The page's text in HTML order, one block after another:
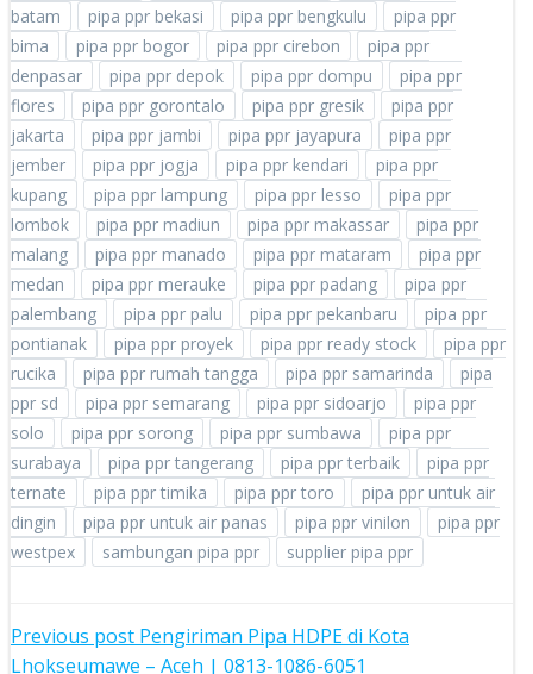
batam
pipa ppr bekasi pipa ppr bengkulu
pipa ppr
bima
pipa ppr bogor pipa ppr cirebon
pipa ppr
denpasar
pipa ppr depok pipa ppr dompu
pipa ppr
flores
pipa ppr gorontalo pipa ppr gresik
pipa ppr
jakarta
pipa ppr jambi pipa ppr jayapura
pipa ppr
jember
pipa ppr jogja pipa ppr kendari
pipa ppr
kupang
pipa ppr lampung pipa ppr lesso
pipa ppr
lombok
pipa ppr madiun pipa ppr makassar
pipa ppr
malang
pipa ppr manado pipa ppr mataram
pipa ppr
medan
pipa ppr merauke pipa ppr padang
pipa ppr
palembang
pipa ppr palu pipa ppr pekanbaru
pipa ppr
pontianak
pipa ppr proyek pipa ppr ready stock
pipa ppr
rucika
pipa ppr rumah tangga pipa ppr samarinda
pipa
ppr sd
pipa ppr semarang pipa ppr sidoarjo
pipa ppr
solo
pipa ppr sorong pipa ppr sumbawa
pipa ppr
surabaya
pipa ppr tangerang pipa ppr terbaik
pipa ppr
ternate
pipa ppr timika pipa ppr toro
pipa ppr untuk air
dingin
pipa ppr untuk air panas pipa ppr vinilon
pipa ppr
westpex
sambungan pipa ppr supplier pipa ppr
POST
Previous post Pengiriman Pipa HDPE di Kota
Lhokseumawe – Aceh | 0813-1086-6051